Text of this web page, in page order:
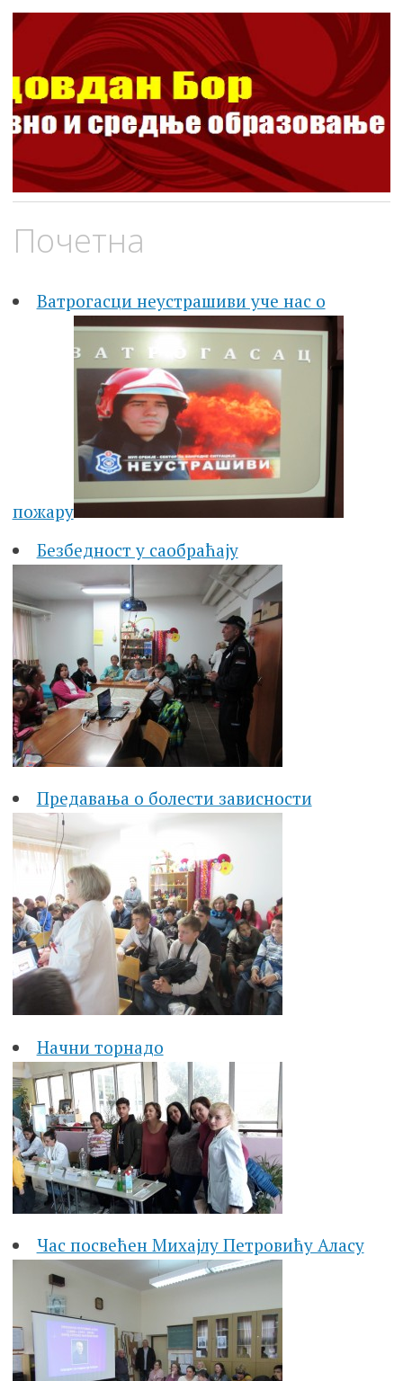
ШОСО Видовдан Бор
Школа за основно и средње образовање
Почетна
Ватрогасци неустрашиви уче нас о
пожару
Безбедност у саобраћају
Предавања о болести зависности
Начни торнадо
Час посвећен Михајлу Петровићу Аласу